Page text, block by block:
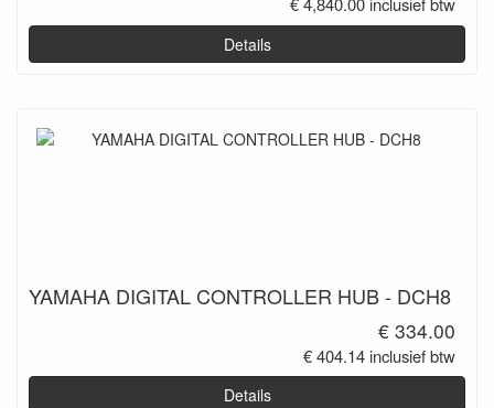
Details
YAMAHA DIGITAL CONTROLLER HUB - DCH8
€ 334.00
€ 404.14 inclusief btw
Details